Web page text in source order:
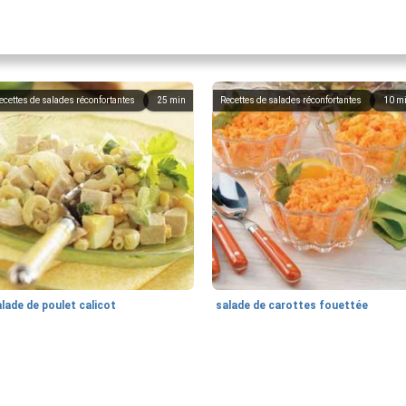
25 min
de salades réconfortantes
de poulet calicot
10
Recettes de salades réconfortantes
salade de carottes fouettée